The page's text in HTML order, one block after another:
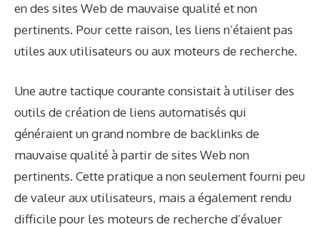
en des sites Web de mauvaise qualité et non
pertinents. Pour cette raison, les liens n’étaient pas
utiles aux utilisateurs ou aux moteurs de recherche.
Une autre tactique courante consistait à utiliser des
outils de création de liens automatisés qui
généraient un grand nombre de backlinks de
mauvaise qualité à partir de sites Web non
pertinents. Cette pratique a non seulement fourni peu
de valeur aux utilisateurs, mais a également rendu
difficile pour les moteurs de recherche d’évaluer